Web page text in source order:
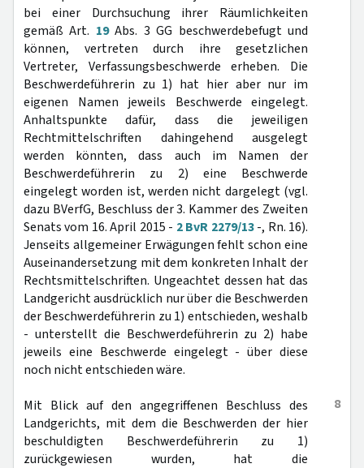
bei einer Durchsuchung ihrer Räumlichkeiten
gemäß Art. 19Abs. 3 GG beschwerdebefugt und
können, vertreten durch ihre gesetzlichen
Vertreter, Verfassungsbeschwerde erheben. Die
Beschwerdeführerin zu 1) hat hier aber nur im
eigenen Namen jeweils Beschwerde eingelegt.
Anhaltspunkte dafür, dass die jeweiligen
Rechtmittelschriften dahingehend ausgelegt
werden könnten, dass auch im Namen der
Beschwerdeführerin zu 2) eine Beschwerde
eingelegt worden ist, werden nicht dargelegt (vgl.
dazu BVerfG, Beschluss der 3. Kammer des Zweiten
Senats vom 16. April 2015 - 2 BvR 2279/13-, Rn. 16).
Jenseits allgemeiner Erwägungen fehlt schon eine
Auseinandersetzung mit dem konkreten Inhalt der
Rechtsmittelschriften. Ungeachtet dessen hat das
Landgericht ausdrücklich nur über die Beschwerden
der Beschwerdeführerin zu 1) entschieden, weshalb
- unterstellt die Beschwerdeführerin zu 2) habe
jeweils eine Beschwerde eingelegt - über diese
noch nicht entschieden wäre.
8
Mit Blick auf den angegriffenen Beschluss des
Landgerichts, mit dem die Beschwerden der hier
beschuldigten Beschwerdeführerin zu 1)
zurückgewiesen wurden, hat die